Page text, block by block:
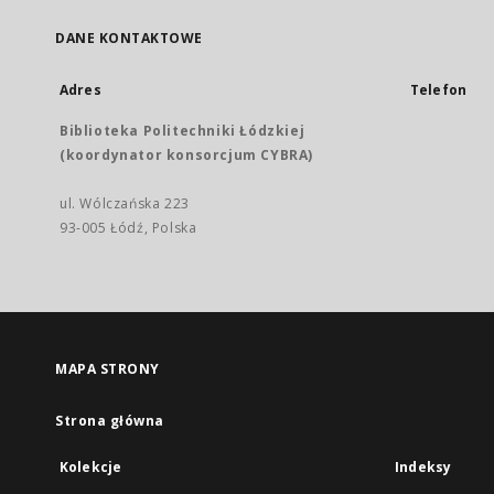
DANE KONTAKTOWE
Adres
Biblioteka Politechniki Łódzkiej
(koordynator konsorcjum CYBRA)
ul. Wólczańska 223
93-005 Łódź, Polska
Telefon
MAPA STRONY
Strona główna
Kolekcje Indeksy